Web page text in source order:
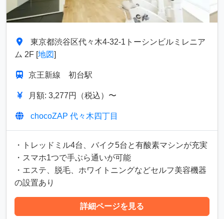
東京都渋谷区代々木4-32-1トーシンビルミレニア
ム 2F [地図]
京王新線 初台駅
月額: 3,277円（税込）〜
chocoZAP 代々木四丁目
・トレッドミル4台、バイク5台と有酸素マシンが充実
・スマホ1つで手ぶら通いが可能
・エステ、脱毛、ホワイトニングなどセルフ美容機器
の設置あり
詳細ページを見る